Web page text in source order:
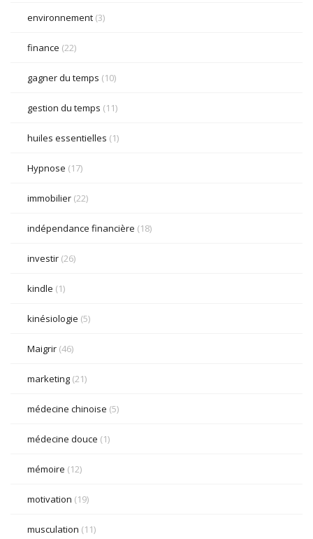
environnement (3)
finance (22)
gagner du temps (10)
gestion du temps (11)
huiles essentielles (1)
Hypnose (17)
immobilier (22)
indépendance financière (18)
investir (26)
kindle (1)
kinésiologie (5)
Maigrir (46)
marketing (21)
médecine chinoise (5)
médecine douce (1)
mémoire (12)
motivation (19)
musculation (11)